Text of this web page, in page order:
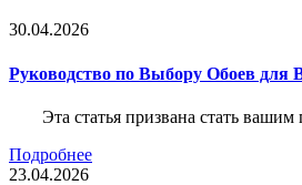
30.04.2026
Руководство по Выбору Обоев для
Эта статья призвана стать
Подробнее
23.04.2026